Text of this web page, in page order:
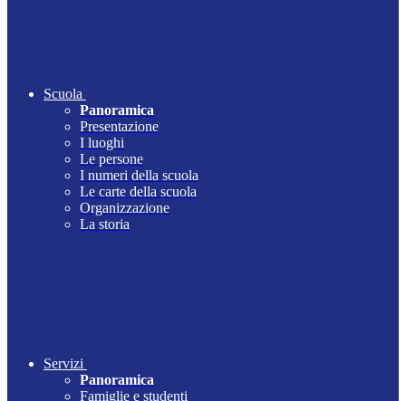
Scuola
Panoramica
Presentazione
I luoghi
Le persone
I numeri della scuola
Le carte della scuola
Organizzazione
La storia
Servizi
Panoramica
Famiglie e studenti